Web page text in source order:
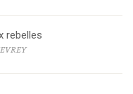
rebelles